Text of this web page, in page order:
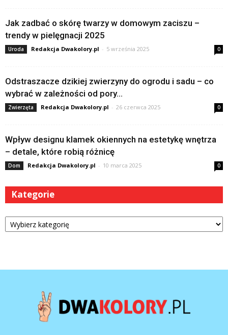
Jak zadbać o skórę twarzy w domowym zaciszu –
trendy w pielęgnacji 2025
Uroda Redakcja Dwakolory.pl - 5 września 2025 0
Odstraszacze dzikiej zwierzyny do ogrodu i sadu – co
wybrać w zależności od pory...
Zwierzęta Redakcja Dwakolory.pl - 26 czerwca 2025 0
Wpływ designu klamek okiennych na estetykę wnętrza
– detale, które robią różnicę
Dom Redakcja Dwakolory.pl - 10 marca 2025 0
Kategorie
Kategorie